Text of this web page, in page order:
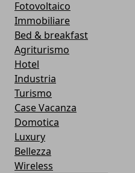
Fotovoltaico
Immobiliare
Bed & breakfast
Agriturismo
Hotel
Industria
Turismo
Case Vacanza
Domotica
Luxury
Bellezza
Wireless